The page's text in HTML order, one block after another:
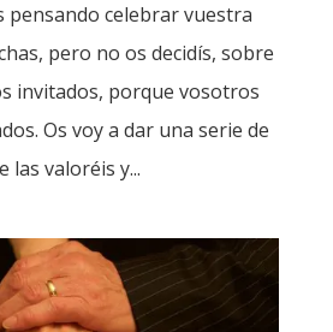
pensando celebrar vuestra
pero no os decidís, sobre
invitados, porque vosotros
Os voy a dar una serie de
las valoréis y...